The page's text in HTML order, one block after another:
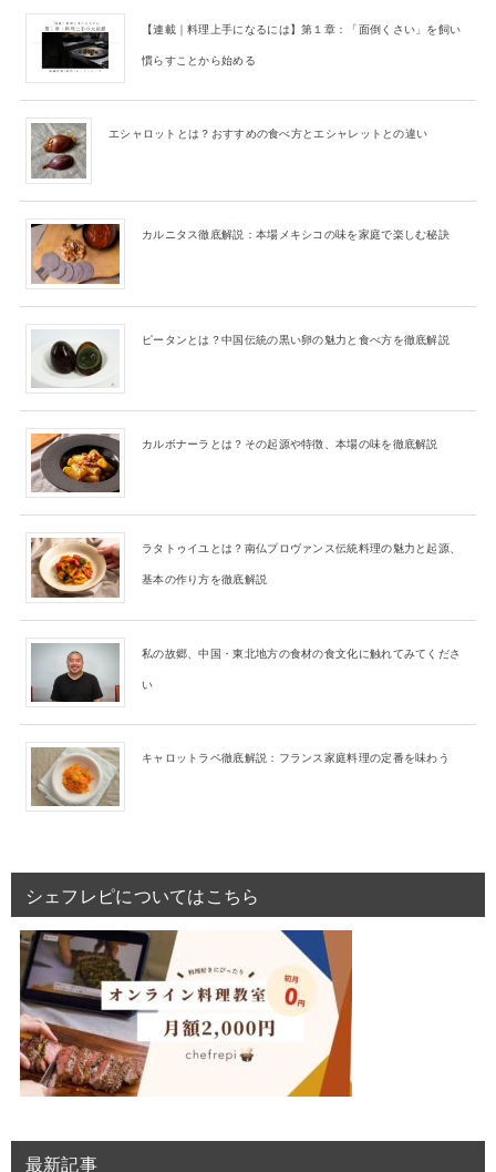
【連載｜料理上手になるには】第１章：「面倒くさい」を飼い
慣らすことから始める
エシャロットとは？おすすめの食べ方とエシャレットとの違い
カルニタス徹底解説：本場メキシコの味を家庭で楽しむ秘訣
ピータンとは？中国伝統の黒い卵の魅力と食べ方を徹底解説
カルボナーラとは？その起源や特徴、本場の味を徹底解説
ラタトゥイユとは？南仏プロヴァンス伝統料理の魅力と起源、
基本の作り方を徹底解説
私の故郷、中国・東北地方の食材の食文化に触れてみてくださ
い
キャロットラペ徹底解説：フランス家庭料理の定番を味わう
シェフレピについてはこちら
最新記事